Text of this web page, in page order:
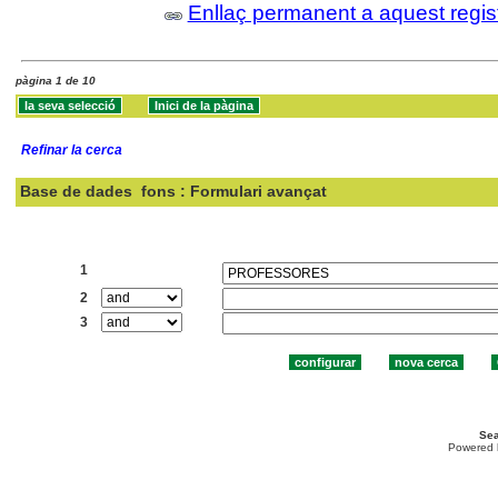
Enllaç permanent a aquest
pàgina 1 de 10
Refinar la cerca
Base de dades fons : Formulari avançat
1
2
3